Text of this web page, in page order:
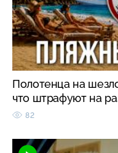
Полотенца на
что штрафуют на
82